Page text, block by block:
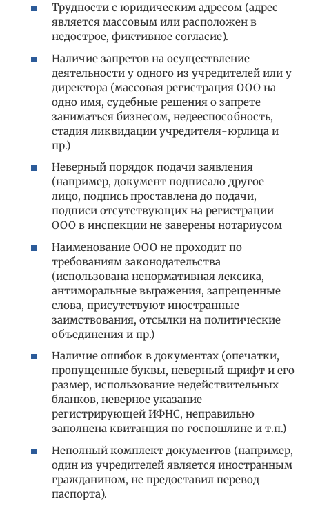
Трудности с юридическим адресом (адрес
является массовым или расположен в
недострое, фиктивное согласие).
Наличие запретов на осуществление
деятельности у одного из учредителей или у
директора (массовая регистрация ООО на
одно имя, судебные решения о запрете
заниматься бизнесом, недееспособность,
стадия ликвидации учредителя-юрлица и
пр.)
Неверный порядок подачи заявления
(например, документ подписало другое
лицо, подпись проставлена до подачи,
подписи отсутствующих на регистрации
ООО в инспекции не заверены нотариусом
Наименование ООО не проходит по
требованиям законодательства
(использована ненормативная лексика,
антиморальные выражения, запрещенные
слова, присутствуют иностранные
заимствования, отсылки на политические
объединения и пр.)
Наличие ошибок в документах (опечатки,
пропущенные буквы, неверный шрифт и его
размер, использование недействительных
бланков, неверное указание
регистрирующей ИФНС, неправильно
заполнена квитанция по госпошлине и т.п.)
Неполный комплект документов (например,
один из учредителей является иностранным
гражданином, не предоставил перевод
паспорта).